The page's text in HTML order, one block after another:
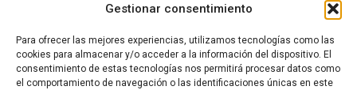
Gestionar consentimiento
Para ofrecer las mejores experiencias, utilizamos tecnologías como las
cookies para almacenar y/o acceder a la información del dispositivo. El
consentimiento de estas tecnologías nos permitirá procesar datos como
el comportamiento de navegación o las identificaciones únicas en este
Contacto